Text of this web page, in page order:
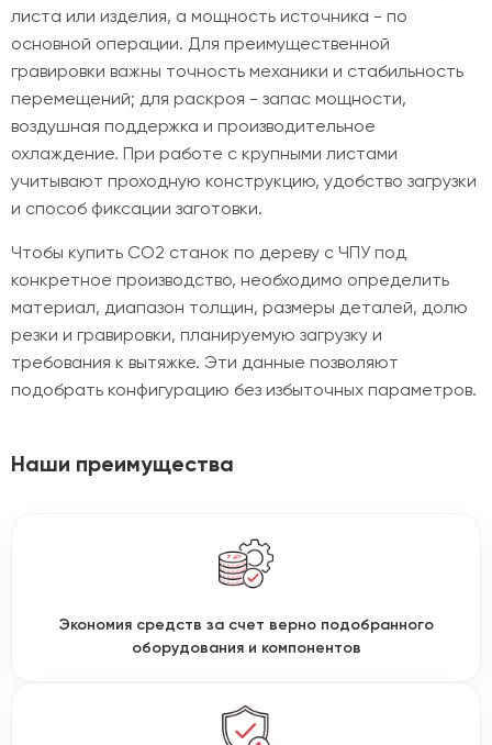
листа или изделия, а мощность источника - по
основной операции. Для преимущественной
гравировки важны точность механики и стабильность
перемещений; для раскроя - запас мощности,
воздушная поддержка и производительное
охлаждение. При работе с крупными листами
учитывают проходную конструкцию, удобство загрузки
и способ фиксации заготовки.
Чтобы купить CO2 станок по дереву с ЧПУ под
конкретное производство, необходимо определить
материал, диапазон толщин, размеры деталей, долю
резки и гравировки, планируемую загрузку и
требования к вытяжке. Эти данные позволяют
подобрать конфигурацию без избыточных параметров.
Наши преимущества
Экономия средств за счет верно подобранного
оборудования и компонентов